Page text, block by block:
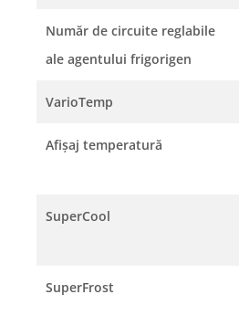
Număr de circuite reglabile
ale agentului frigorigen
VarioTemp
Afişaj temperatură
SuperCool
SuperFrost